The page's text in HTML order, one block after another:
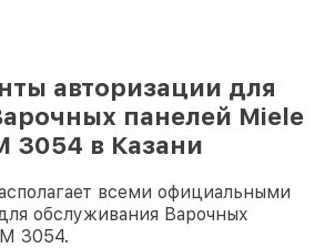
авторизации для
панелей Miele
3054 в Казани
всеми официальными
обслуживания Варочных
3054.